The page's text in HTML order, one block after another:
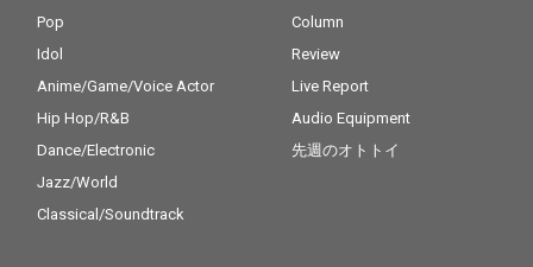
Pop
Idol
Anime/Game/Voice Actor
Hip Hop/R&B
Dance/Electronic
Jazz/World
Classical/Soundtrack
Column
Review
Live Report
Audio Equipment
先週のオトトイ